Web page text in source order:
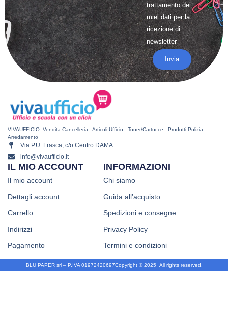
trattamentodei
miei dati per la
ricezione di
newsletter
Invia
VIVAUFFICIO: Vendita Cancelleria - Articoli Ufficio - Toner/Cartucce - Prodotti Pulizia -
Arredamento
Via P.U. Frasca, c/o Centro DAMA
info@vivaufficio.it
INFORMAZIONI
Chi siamo
Guida all’acquisto
Spedizioni e consegne
Privacy Policy
Termini e condizioni
IL MIO ACCOUNT
Il mio account
Dettagli account
Carrello
Indirizzi
Pagamento
Copyright © 2025. All rights reserved.
BLU PAPER srl – P.IVA 01972420697